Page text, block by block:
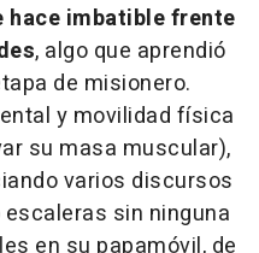
hace imbatible frente
, algo que aprendió
de misionero.
y movilidad física
su masa muscular),
varios discursos
sin ninguna
en su papamóvil, de